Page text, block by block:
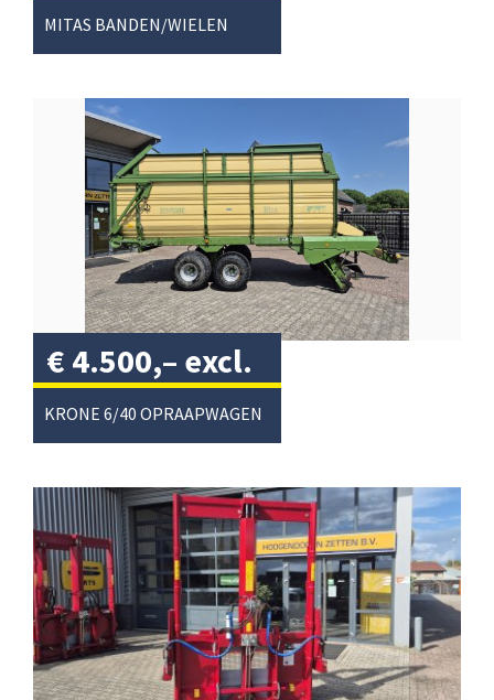
MITAS BANDEN/WIELEN
btw/
KRONE 6/40 OPRAAPWAGEN
€ 4.500,– excl.
btw/